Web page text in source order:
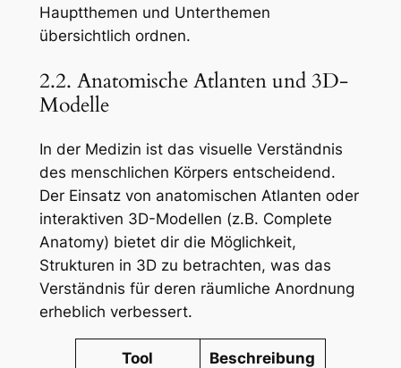
Hauptthemen und Unterthemen
übersichtlich ordnen.
2.2. Anatomische Atlanten und 3D-
Modelle
In der Medizin ist das visuelle Verständnis
des menschlichen Körpers entscheidend.
Der Einsatz von anatomischen Atlanten oder
interaktiven 3D-Modellen (z.B. Complete
Anatomy) bietet dir die Möglichkeit,
Strukturen in 3D zu betrachten, was das
Verständnis für deren räumliche Anordnung
erheblich verbessert.
Tool Beschreibung